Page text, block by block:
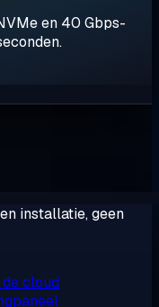
en 40 Gbps-
installatie, geen
cloud